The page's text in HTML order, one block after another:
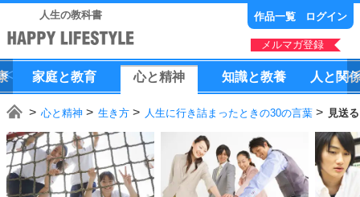
人生の教科書 作品一覧 ログイン
メルマガ登録
家庭と教育 心と精神 知識と教養 人 と 関
心と精神 生き方 人生に行き詰まったときの30の言葉 見送